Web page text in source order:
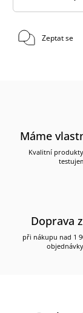
Zeptat se
Máme
Kvalitní
Doprava
při nákupu nad 1